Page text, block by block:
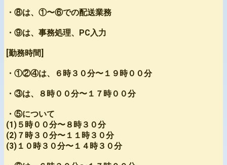
・⑧は、①〜⑥での配送業務
・⑨は、事務処理、PC入力
[勤務時間]
・①②④は、６時３０分〜１９時００分
・③は、８時００分〜１７時００分
・⑤について
(1)５時００分〜８時３０分
(2)７時３０分〜１１時３０分
(3)１０時３０分〜１４時３０分